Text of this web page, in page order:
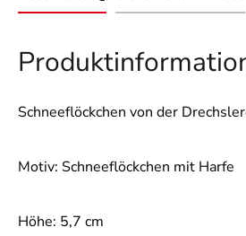
Schneeflöckchen von der
Motiv: Schneeflöckchen mit Harfe
Höhe: 5,7 cm